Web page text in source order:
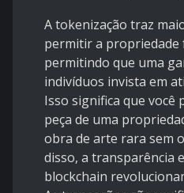
A tokenização traz
permitir a propriedade
permitindo que uma
indivíduos invista em
Isso significa que você
peça de uma
obra de arte rara sem
disso, a transparência
blockchain